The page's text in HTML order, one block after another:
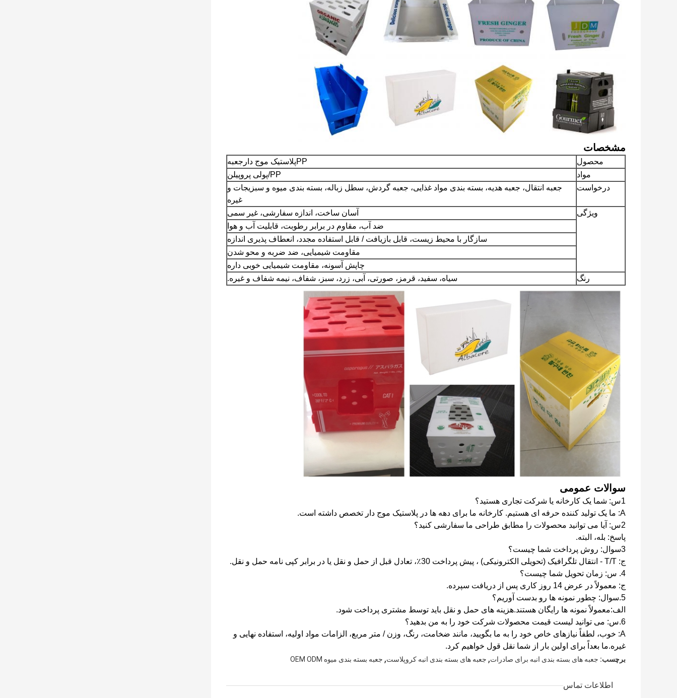
مشخصات
محصول PPپلاستیک موج دار جعبه
مواد
PP/پولی پروپیلن
درخواست
جعبه انتقال، جعبه هدیه، بسته بندی مواد غذایی، جعبه گردش، سطل زباله، بسته بندی میوه و سبزیجات و
غیره
ویژگی
آسان ساخت، اندازه سفارشی، غیر سمی
ضد آب، مقاوم در برابر رطوبت، قابلیت آب و هوا
سازگار با محیط زیست، قابل بازیافت / قابل استفاده مجدد، انعطاف پذیری اندازه
مقاومت شیمیایی، ضد ضربه و محو شدن
چاپش آسونه، مقاومت شیمیایی خوبی داره
رنگ
سیاه، سفید، قرمز، صورتی، آبی، زرد، سبز، شفاف، نیمه شفاف و غیره.
سوالات عمومی
1س: شما یک کارخانه یا شرکت تجاری هستید؟
A: ما یک تولید کننده حرفه ای هستیم. کارخانه ما برای دهه ها در پلاستیک موج دار تخصص داشته است.
2س: آیا می توانید محصولات را مطابق طراحی ما سفارشی کنید؟
پاسخ: بله، البته.
3سوال: روش پرداخت شما چیست؟
ج: T/T - انتقال تلگرافیک (تحویلی الکترونیکی) ، پیش پرداخت 30٪، تعادل قبل از حمل و نقل یا در برابر کپی نامه حمل و نقل.
4. س: زمان تحویل شما چیست؟
ج: معمولاً در عرض 14 روز کاری پس از دریافت سپرده.
5. سوال: چطور نمونه ها رو بدست آوريم؟
الف:معمولاً نمونه ها رایگان هستند.هزینه های حمل و نقل باید توسط مشتری پرداخت شود.
6. س: می توانید لیست قیمت محصولات شرکت خود را به من بدهید؟
A: خوب، لطفاً نیازهای خاص خود را به ما بگویید، مانند ضخامت، رنگ، وزن / متر مربع، الزامات مواد اولیه، استفاده نهایی و
غیره.ما بعداً برای اولین بار از شما نقل قول خواهیم کرد.
برچسب: جعبه های بسته بندی انبه برای صادرات, جعبه های بسته بندی انبه کروپلاست, جعبه بسته بندی میوه OEM ODM
اطلاعات تماس